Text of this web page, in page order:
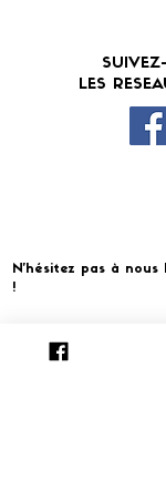
LES
N'hésitez pas à nous
!
Cliquer pour laisser un